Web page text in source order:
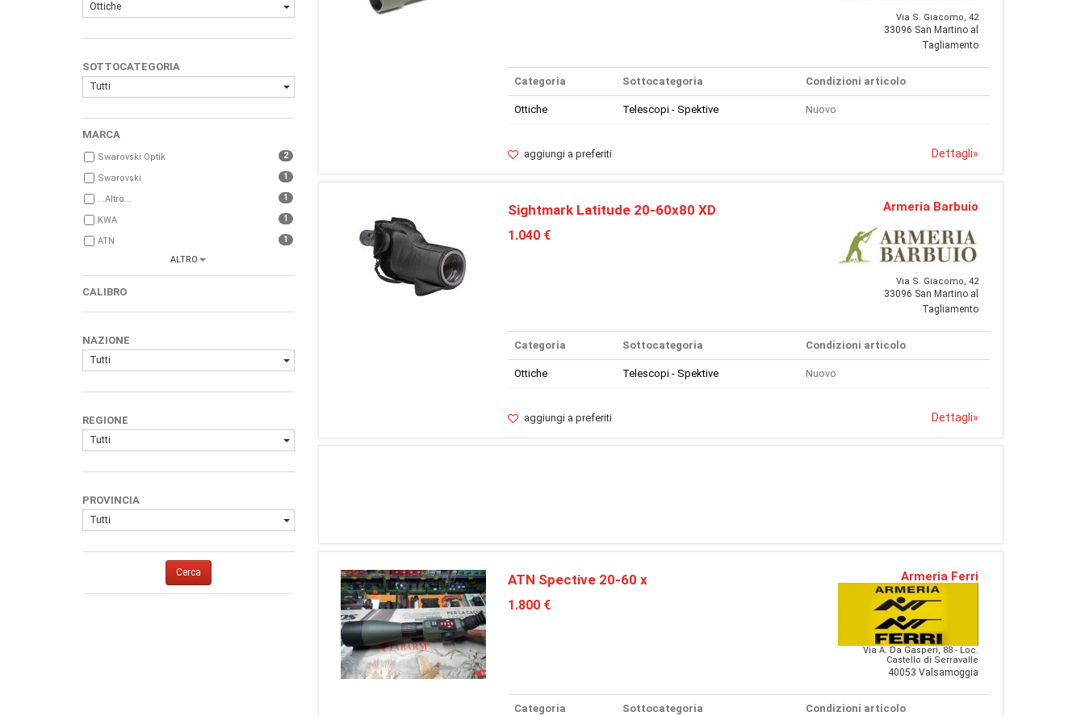
Ottiche
SOTTOCATEGORIA
Tutti
MARCA
Swarovski Optik 2
Swarovski 1
...Altro... 1
KWA 1
ATN 1
ALTRO
CALIBRO
NAZIONE
Tutti
REGIONE
Tutti
PROVINCIA
Tutti
Cerca
Via S. Giacomo, 42
33096 San Martino al
Tagliamento
Categoria Sottocategoria Condizioni articolo
Ottiche Telescopi - Spektive Nuovo
aggiungi a preferiti Dettagli»
Sightmark Latitude 20-60x80 XD
1.040 €
Armeria Barbuio
Via S. Giacomo, 42
33096 San Martino al
Tagliamento
Categoria Sottocategoria Condizioni articolo
Ottiche Telescopi - Spektive Nuovo
aggiungi a preferiti Dettagli»
ATN Spective 20-60 x
1.800 €
Armeria Ferri
Via A. Da Gasperi, 88 - Loc.
Castello di Serravalle
40053 Valsamoggia
Categoria Sottocategoria Condizioni articolo